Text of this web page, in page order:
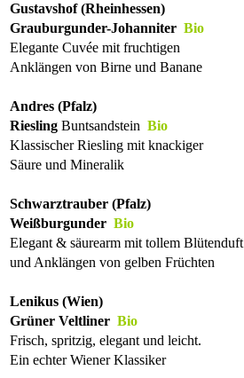
Gustavshof (Rheinhessen)
Grauburgunder-Johanniter Bio
Elegante Cuvée mit fruchtigen
Anklängen von Birne und Banane
Andres (Pfalz)
Riesling Buntsandstein Bio
Klassischer Riesling mit knackiger
Säure und Mineralik
Schwarztrauber (Pfalz)
Weißburgunder Bio
Elegant & säurearm mit tollem Blütenduft
und Anklängen von gelben Früchten
Lenikus (Wien)
Grüner Veltliner Bio
Frisch, spritzig, elegant und leicht.
Ein echter Wiener Klassiker